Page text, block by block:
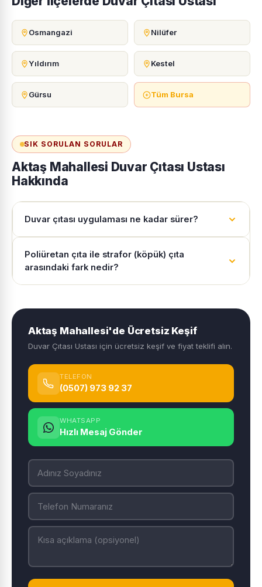
Osmangazi Nilüfer
Yıldırım Kestel
Gürsu Tüm Bursa
SIK SORULAN SORULAR
Aktaş Mahallesi Duvar Çıtası Ustası
Hakkında
Duvar çıtası uygulaması ne kadar sürer?
Poliüretan çıta ile strafor (köpük) çıta
arasındaki fark nedir?
Aktaş Mahallesi'de Ücretsiz Keşif
Duvar Çıtası Ustası için ücretsiz keşif ve fiyat teklifi alın.
TELEFON
(0507) 973 92 37
WHATSAPP
Hızlı Mesaj Gönder